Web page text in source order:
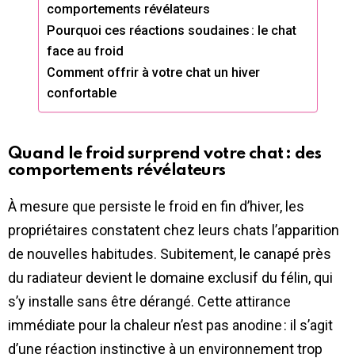
comportements révélateurs
Pourquoi ces réactions soudaines : le chat
face au froid
Comment offrir à votre chat un hiver
confortable
Quand le froid surprend votre chat : des
comportements révélateurs
À mesure que persiste le froid en fin d’hiver, les
propriétaires constatent chez leurs chats l’apparition
de nouvelles habitudes. Subitement, le canapé près
du radiateur devient le domaine exclusif du félin, qui
s’y installe sans être dérangé. Cette attirance
immédiate pour la chaleur n’est pas anodine : il s’agit
d’une réaction instinctive à un environnement trop